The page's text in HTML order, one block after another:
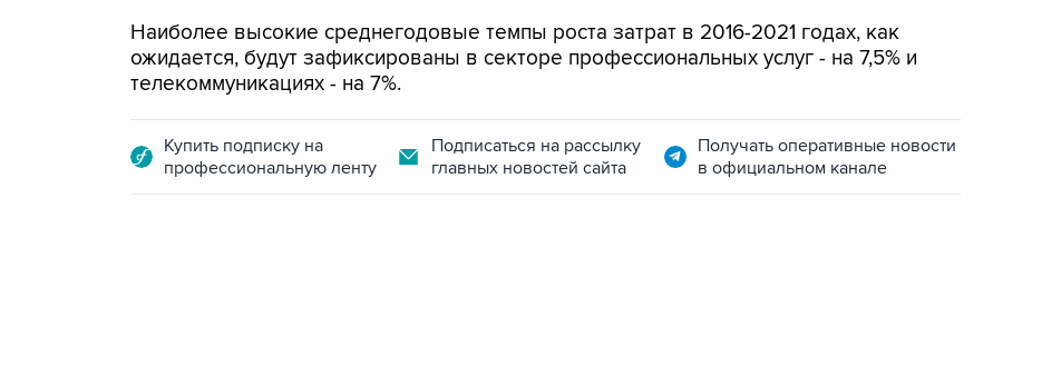
Наиболее высокие среднегодовые темпы роста затрат в 2016-2021 годах, как
ожидается, будут зафиксированы в секторе профессиональных услуг - на 7,5% и
телекоммуникациях - на 7%.
Купить подписку на
профессиональную ленту
Подписаться на рассылку
главных новостей сайта
Получать оперативные новости
в официальном канале